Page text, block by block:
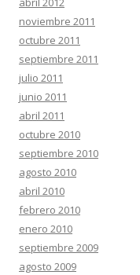
noviembre 2011
octubre 2011
septiembre 2011
julio 2011
junio 2011
abril 2011
octubre 2010
septiembre 2010
agosto 2010
abril 2010
febrero 2010
enero 2010
septiembre 2009
agosto 2009